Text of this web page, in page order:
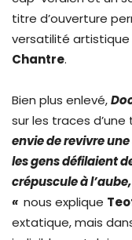
titre d’ouverture
versatilité
Chantre.
Bien plus enlevé,
sur les traces
envie de revivre
les gens défilaient
crépuscule à
« nous explique
extatique, mais